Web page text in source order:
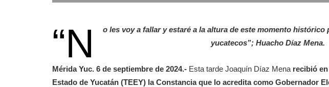
“N
o les voy a fallar y estaré a la altura de este momento histórico
yucatecos”; Huacho Díaz Mena.
Mérida Yuc. 6 de septiembre de 2024.- Esta tarde Joaquín Díaz Mena recibió
Estado de Yucatán (TEEY) la Constancia que lo acredita como Gobernador